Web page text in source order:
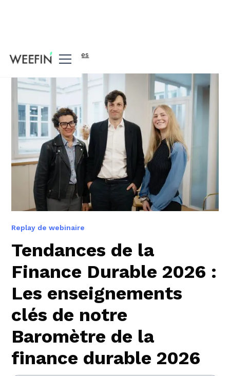
Toutes nos ressources
Replay de webinaire
Tendances de la
Finance Durable 2026 :
Les enseignements
clés de notre
Baromètre de la
finance durable 2026